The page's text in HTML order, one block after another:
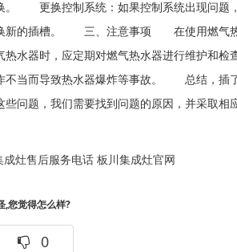
更换控制系统：如果控制系统出现问题
新的插槽。 三、注意事项 在使用燃气热
器时，应定期对燃气热水器进行维护和检
当而导致热水器爆炸等事故。 总结，插
问题，我们需要找到问题的原因，并采取相
成灶售后服务电话 板川集成灶官网
,您觉得怎么样?
0